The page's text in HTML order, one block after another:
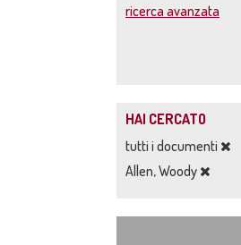
ricerca avanzata
HAI CERCATO
tutti i documenti
Allen, Woody